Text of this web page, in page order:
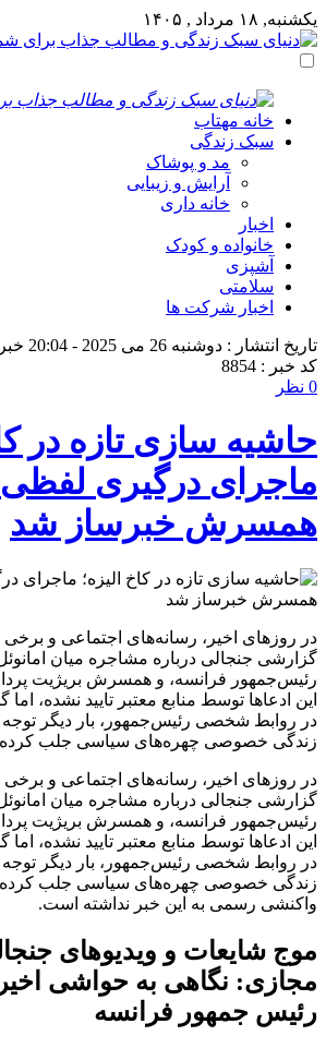
یکشنبه, ۱۸ مرداد , ۱۴۰۵
خانه مهتاب
سبک زندگی
مد و پوشاک
آرایش و زیبایی
خانه داری
اخبار
خانواده و کودک
آشپزی
سلامتی
اخبار شرکت ها
تاریخ انتشار : دوشنبه 26 می 2025 - 20:04
کد خبر : 8854
0 نظر
حاشیه‌ سازی تازه در
ماجرای درگیری
همسرش خبرساز شد
در روزهای اخیر، رسانه‌های اجتماعی و برخی
گزارشی جنجالی درباره مشاجره میان
رئیس‌جمهور فرانسه، و همسرش بریژیت
این ادعاها توسط منابع معتبر تایید نشده،
در روابط شخصی رئیس‌جمهور، بار دیگر توجه
زندگی خصوصی چهره‌های سیاسی جلب
در روزهای اخیر، رسانه‌های اجتماعی و برخی
گزارشی جنجالی درباره مشاجره میان
رئیس‌جمهور فرانسه، و همسرش بریژیت
این ادعاها توسط منابع معتبر تایید نشده،
در روابط شخصی رئیس‌جمهور، بار دیگر توجه
زندگی خصوصی چهره‌های سیاسی جلب کرده
واکنشی رسمی به این خبر نداشته است.
موج شایعات و ویدیوهای
مجازی: نگاهی به حواشی
رئیس جمهور فرانسه